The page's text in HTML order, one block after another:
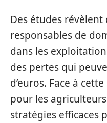
Des études
responsables de
dans les
des pertes qui
d’euros. Face à
pour les
stratégies efficaces